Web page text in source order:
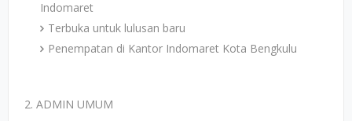
Indomaret
Terbuka untuk lulusan baru
Penempatan di Kantor Indomaret Kota Bengkulu
2. ADMIN UMUM